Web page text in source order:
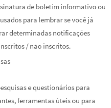
de boletim informativo ou
​​para lembrar se você já
determinadas notificações
/ não inscritos.
e questionários para
ferramentas úteis ou para